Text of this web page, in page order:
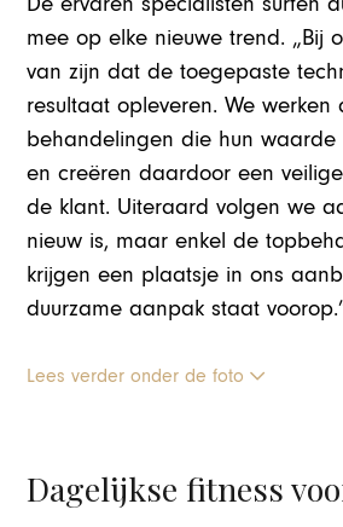
mee op elke nieuwe trend. „Bij
van zijn dat de toegepaste
resultaat opleveren. We werken
behandelingen die hun waarde
en creëren daardoor een
de klant. Uiteraard volgen we
nieuw is, maar enkel de
krijgen een plaatsje in ons
duurzame aanpak staat
Lees verder onder de foto
Dagelijkse fitness